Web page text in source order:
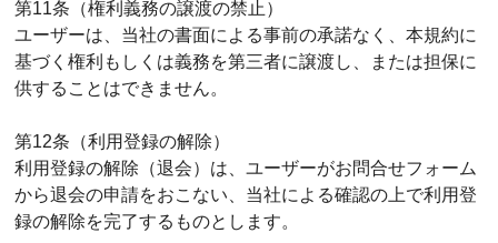
第11条（権利義務の譲渡の禁止）
ユーザーは、当社の書面による事前の承諾なく、本規約に
基づく権利もしくは義務を第三者に譲渡し、または担保に
供することはできません。
第12条（利用登録の解除）
利用登録の解除（退会）は、ユーザーがお問合せフォーム
から退会の申請をおこない、当社による確認の上で利用登
録の解除を完了するものとします。